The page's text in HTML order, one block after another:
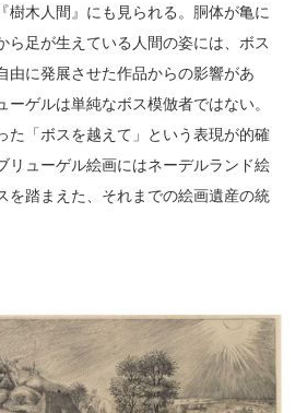
樹木人間』にも見られる。胴体が亀に
ら足が生えている人間の姿には、ボス
由に発展させた作品からの影響があ
ゲルは単純なボス模倣者ではない。
た「ボスを越えて」という表現が的確
リューゲル絵画にはネーデルランド絵
を踏まえた、それまでの絵画遺産の統